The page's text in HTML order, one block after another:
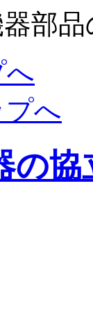
部
へ
へ
の